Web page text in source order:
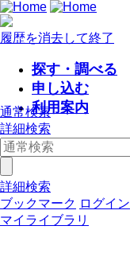
履歴を消去して終了
探す・調べる
申し込む
利用案内
通常検索
詳細検索
詳細検索
ブックマーク ログイン
マイライブラリ